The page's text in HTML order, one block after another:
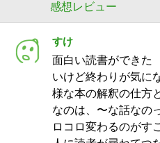
感想レビュー
すけ
面白い読書ができた
いけど終わりが気に
様な本の解釈の仕方
なのは、〜な話なの
ロコロ変わるのがす